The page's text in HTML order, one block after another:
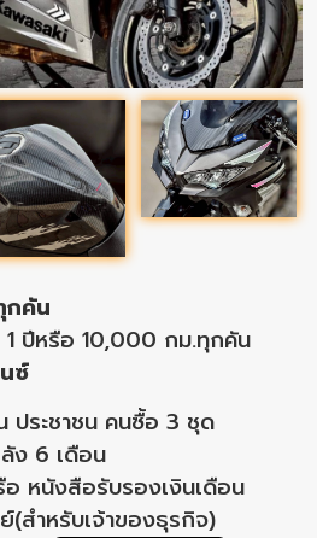
กคัน
1 ปีหรือ 10,000 กม.ทุกคัน
ซ์
ประชาชน คนซื้อ 3 ชุด
ง 6 เดือน
หนังสือรับรองเงินเดือน
(สำหรับเจ้าของธุรกิจ)